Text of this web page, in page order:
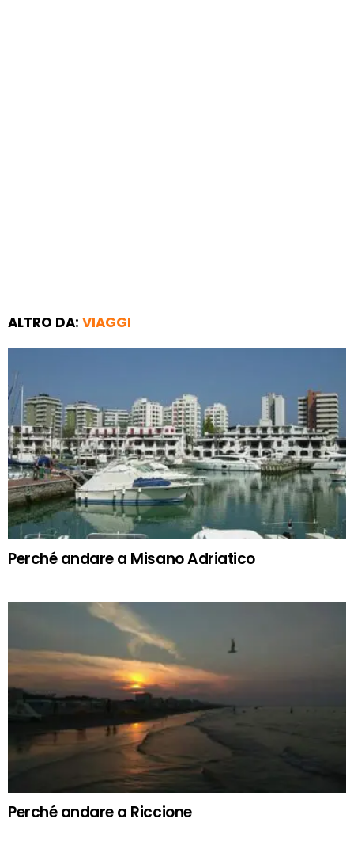
ALTRO DA: VIAGGI
Perché andare a Misano Adriatico
Perché andare a Riccione